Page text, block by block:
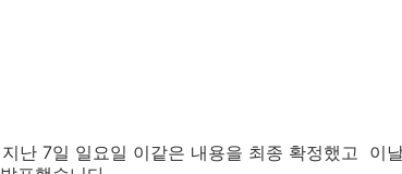
난 7일 일요일 이같은 내용을 최종 확정했고 이